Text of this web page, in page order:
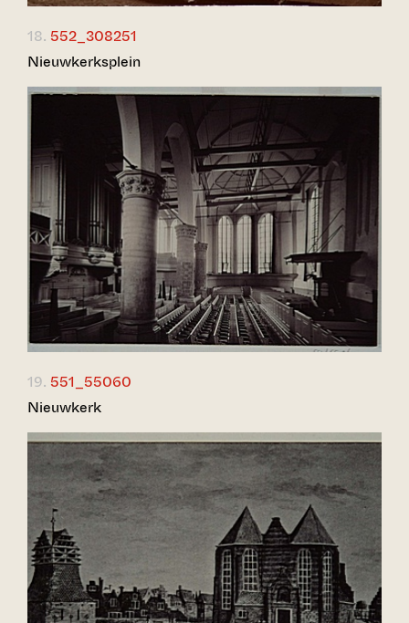
18. 552_308251
Nieuwkerksplein
19. 551_55060
Nieuwkerk